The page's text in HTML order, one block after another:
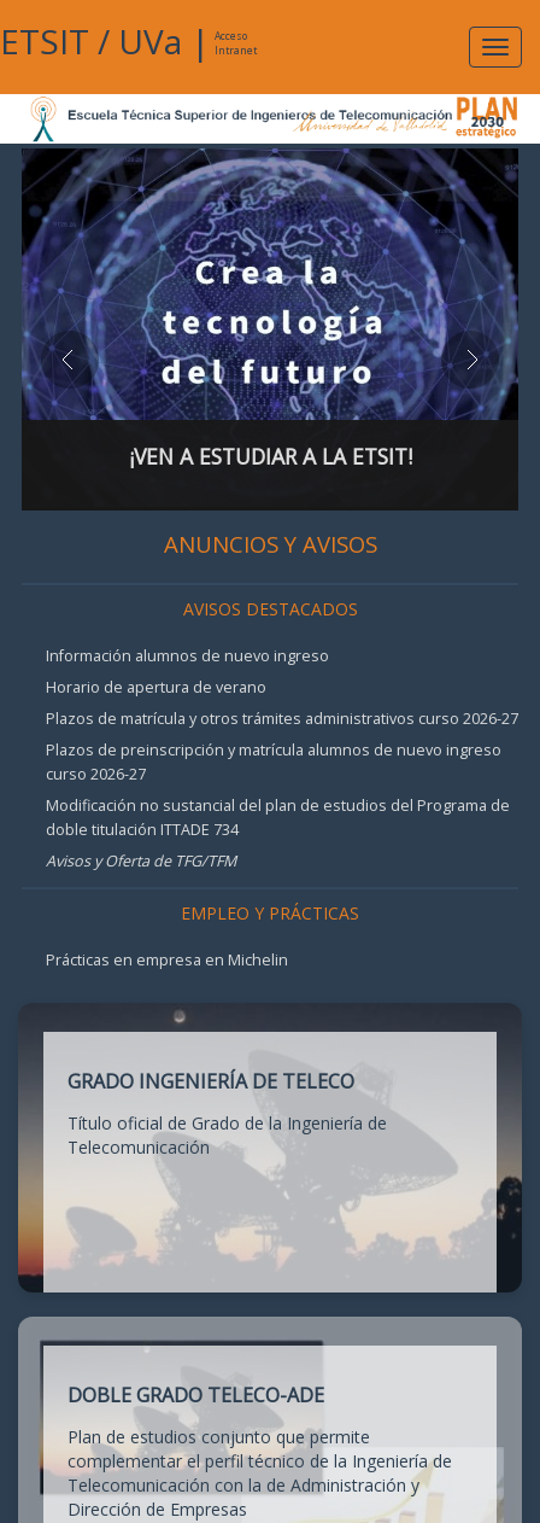
ETSIT / UVa |
Acceso
Intranet
¡VEN A ESTUDIAR A LA ETSIT!
ANUNCIOS Y AVISOS
AVISOS DESTACADOS
Información alumnos de nuevo ingreso
Horario de apertura de verano
Plazos de matrícula y otros trámites administrativos curso 2026-27
Plazos de preinscripción y matrícula alumnos de nuevo ingreso
curso 2026-27
Modificación no sustancial del plan de estudios del Programa de
doble titulación ITTADE 734
Avisos y Oferta de TFG/TFM
EMPLEO Y PRÁCTICAS
Prácticas en empresa en Michelin
GRADO INGENIERÍA DE TELECO
Título oficial de Grado de la Ingeniería de
Telecomunicación
DOBLE GRADO TELECO-ADE
Plan de estudios conjunto que permite
complementar el perfil técnico de la Ingeniería de
Telecomunicación con la de Administración y
Dirección de Empresas